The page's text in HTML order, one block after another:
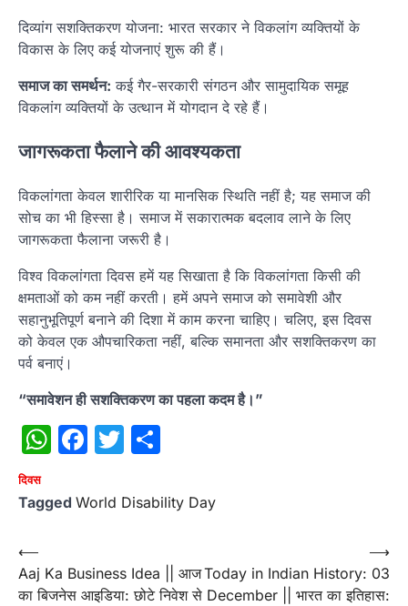
दिव्यांग सशक्तिकरण योजना: भारत सरकार ने विकलांग व्यक्तियों के
विकास के लिए कई योजनाएं शुरू की हैं।
समाज का समर्थन: कई गैर-सरकारी संगठन और सामुदायिक समूह
विकलांग व्यक्तियों के उत्थान में योगदान दे रहे हैं।
जागरूकता फैलाने की आवश्यकता
विकलांगता केवल शारीरिक या मानसिक स्थिति नहीं है; यह समाज की
सोच का भी हिस्सा है। समाज में सकारात्मक बदलाव लाने के लिए
जागरूकता फैलाना जरूरी है।
विश्व विकलांगता दिवस हमें यह सिखाता है कि विकलांगता किसी की
क्षमताओं को कम नहीं करती। हमें अपने समाज को समावेशी और
सहानुभूतिपूर्ण बनाने की दिशा में काम करना चाहिए। चलिए, इस दिवस
को केवल एक औपचारिकता नहीं, बल्कि समानता और सशक्तिकरण का
पर्व बनाएं।
“समावेशन ही सशक्तिकरण का पहला कदम है।”
WhatsApp
Facebook
Twitter
दिवस
Tagged World Disability Day
Post
navigation
⟵
Aaj Ka Business Idea || आज
का बिजनेस आइडिया: छोटे निवेश से
Today in Indian History: 03
December || भारत का इतिहास:
⟶